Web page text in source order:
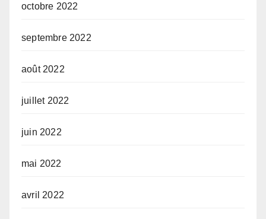
octobre 2022
septembre 2022
août 2022
juillet 2022
juin 2022
mai 2022
avril 2022